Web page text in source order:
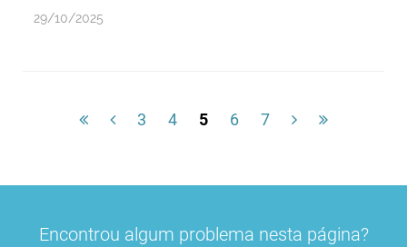
29/10/2025
3 4 5 6 7
Encontrou algum problema nesta página?